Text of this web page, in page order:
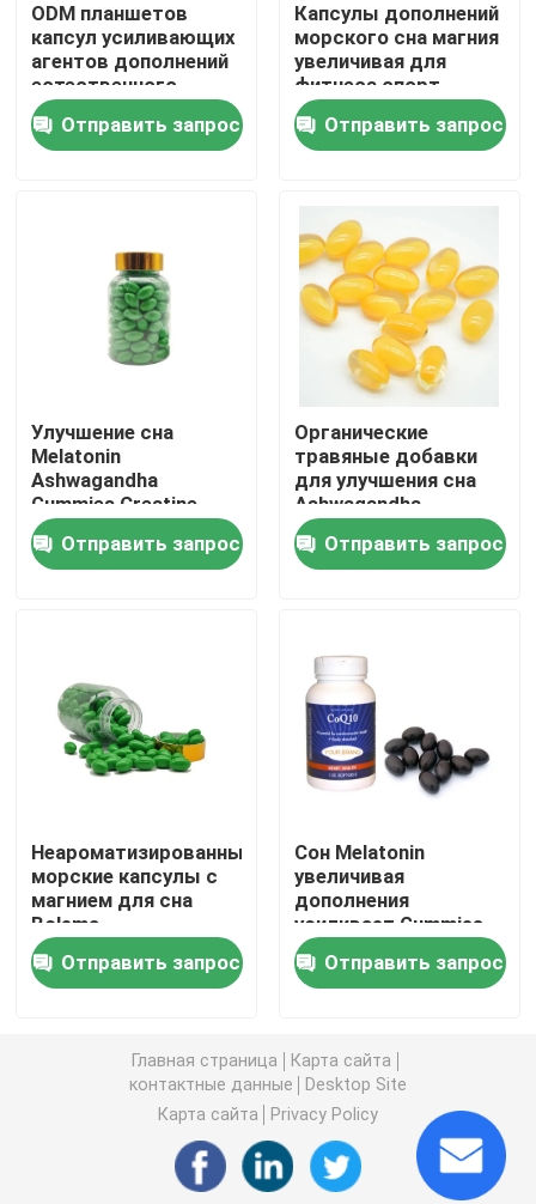
Продукты
видео
Путешествие фабрики
Проверка качества
Свяжитесь мы
Спросите цитату
Дополнения женщин травяные
Травяные капсулы для увеличения веса
Травяная капсула потери веса
Коллаген забеливая капсулу
Витамин Gummies биотина
ODM планшетов
капсул усиливающих
агентов дополнений
естественного
Unflavored сна
увеличивая
Отправить запрос
Капсулы дополнений
морского сна магния
увеличивая для
фитнеса спорт
Отправить запрос
Улучшение сна
Melatonin
Ashwagandha
Gummies Creatine
Supplement Capsules
Отправить запрос
Органические
травяные добавки
для улучшения сна
Ashwagandha
Gummies
Отправить запрос
Неароматизированные
морские капсулы с
магнием для сна
Bolema
Отправить запрос
Сон Melatonin
увеличивая
дополнения
усиливает Gummies
Ashwagandha
Отправить запрос
Главная страница
Карта сайта
контактные данные
Desktop Site
Карта сайта
Privacy Policy